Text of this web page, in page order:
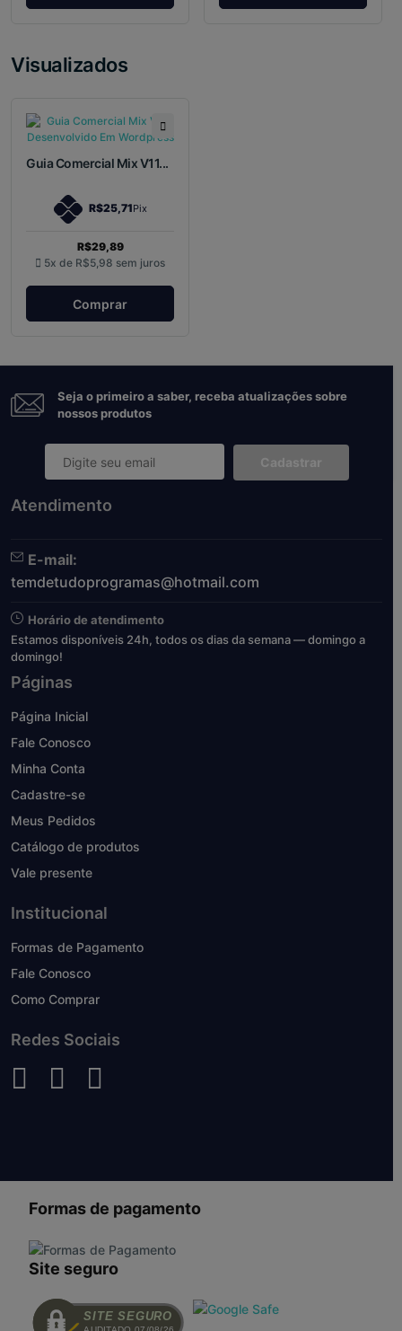
Visualizados
Guia Comercial Mix V11...
R$25,71Pix
R$29,89
5x de R$5,98 sem juros
Comprar
Seja o primeiro a saber, receba atualizações sobre
nossos produtos
Cadastrar
Atendimento
E-mail:
temdetudoprogramas@hotmail.com
Horário de atendimento
Estamos disponíveis 24h, todos os dias da semana — domingo a
domingo!
Páginas
Página Inicial
Fale Conosco
Minha Conta
Cadastre-se
Meus Pedidos
Catálogo de produtos
Vale presente
Institucional
Formas de Pagamento
Fale Conosco
Como Comprar
Redes Sociais
Formas de pagamento
Site seguro
SITE SEGURO
AUDITADO 07/08/26